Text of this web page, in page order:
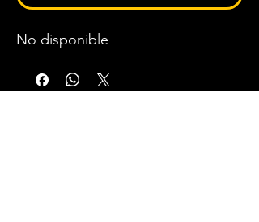
No disponible